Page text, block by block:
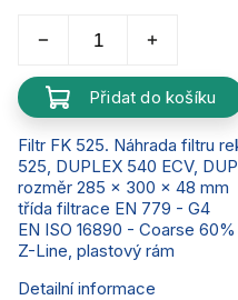
Přidat do košíku
Filtr FK 525. Náhrada filtru
525, DUPLEX 540 ECV,
rozměr 285 x 300 x 48 mm
třída filtrace EN 779 - G4
EN ISO 16890 - Coarse 60%
Z-Line, plastový rám
Detailní informace